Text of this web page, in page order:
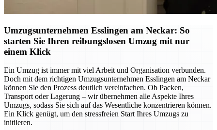
Umzugsunternehmen Esslingen am Neckar: So
starten Sie Ihren reibungslosen Umzug mit nur
einem Klick
Ein Umzug ist immer mit viel Arbeit und Organisation verbunden.
Doch mit dem richtigen Umzugsunternehmen Esslingen am Neckar
können Sie den Prozess deutlich vereinfachen. Ob Packen,
Transport oder Lagerung – wir übernehmen alle Aspekte Ihres
Umzugs, sodass Sie sich auf das Wesentliche konzentrieren können.
Ein Klick genügt, um den stressfreien Start Ihres Umzugs zu
initiieren.